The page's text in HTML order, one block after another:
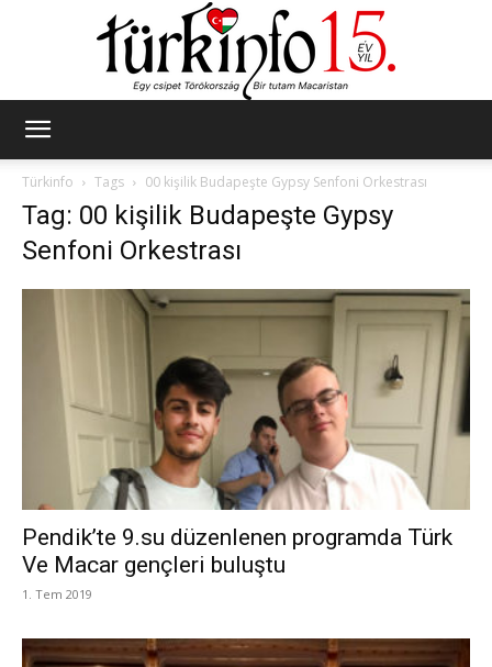
Türkinfo
Tags 00 kişilik Budapeşte Gypsy Senfoni Orkestrası
Tag: 00 kişilik Budapeşte Gypsy
Senfoni Orkestrası
Pendik’te 9.su düzenlenen programda Türk
Ve Macar gençleri buluştu
1. Tem 2019